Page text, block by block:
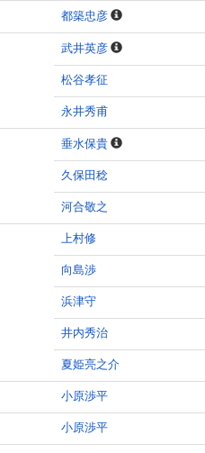
都築忠彦
武井英彦
松谷孝征
永井秀甫
垂水保貴
久保田稔
河合敬之
上村修
向島渉
浜津守
井内秀治
夏姫亮之介
小原渉平
小原渉平